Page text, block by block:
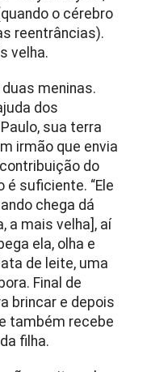
o cérebro
reentrâncias).
velha.
meninas.
dos
sua terra
irmão que envia
do
é suficiente. “Ele
chega dá
a mais velha], aí
ela, olha e
de leite, uma
Final de
brincar e depois
também recebe
filha.